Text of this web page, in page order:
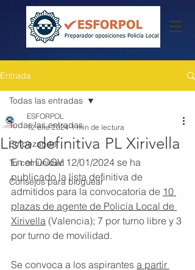
Entrada
Todas las entradas
Empezando
Tu comunidad
Consejos para bloguear
Todas las entradas
Lista definitiva PL Xirivella
ESFORPOL
12 ene 2024 1 min de lectura
En el DOGV 12/01/2024 se ha
publicado la lista definitiva de
admitidos para la convocatoria de 10
plazas de agente de Policía Local de
Xirivella (Valencia); 7 por turno libre y 3
por turno de movilidad.
Se convoca a los aspirantes a partir